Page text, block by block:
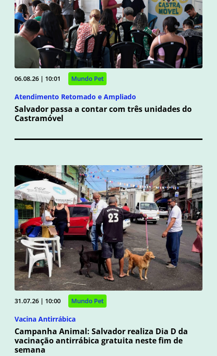
06.08.26 | 10:01 Mundo Pet
Atendimento Retomado e Ampliado
Salvador passa a contar com três unidades do
Castramóvel
31.07.26 | 10:00 Mundo Pet
Vacina Antirrábica
Campanha Animal: Salvador realiza Dia D da
vacinação antirrábica gratuita neste fim de
semana